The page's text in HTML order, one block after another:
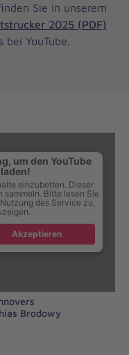
Sie in unserem
2025 (PDF)
YouTube.
um den YouTube
einzubetten. Dieser
Bitte lesen Sie
des Service zu,
Akzeptieren
Brodowy